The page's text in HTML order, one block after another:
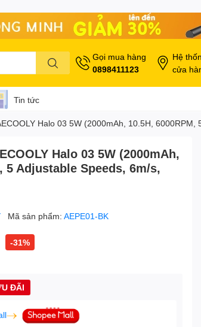
Gọi mua hàng
0898411123
Hệ
cửa
Tin tức
Halo 03 5W (2000mAh, 10.5H,
Halo 03 5W (2000mAh,
5 Adjustable Speeds, 6m/s,
Mã sản phẩm:AEPE01-BK
-31%
ĐÃI